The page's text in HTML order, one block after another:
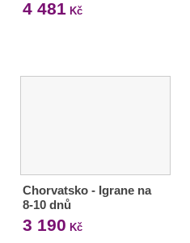
4 481 Kč
Chorvatsko - Igrane na
8-10 dnů
3 190 Kč